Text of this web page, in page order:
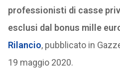
professionisti di casse
esclusi dal bonus mille
Rilancio, pubblicato in
19 maggio 2020.